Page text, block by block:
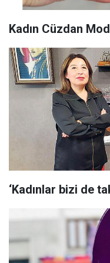
Kadın Cüzdan
‘Kadınlar bizi de